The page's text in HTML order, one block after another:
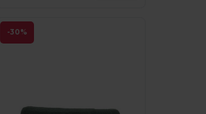
-30%